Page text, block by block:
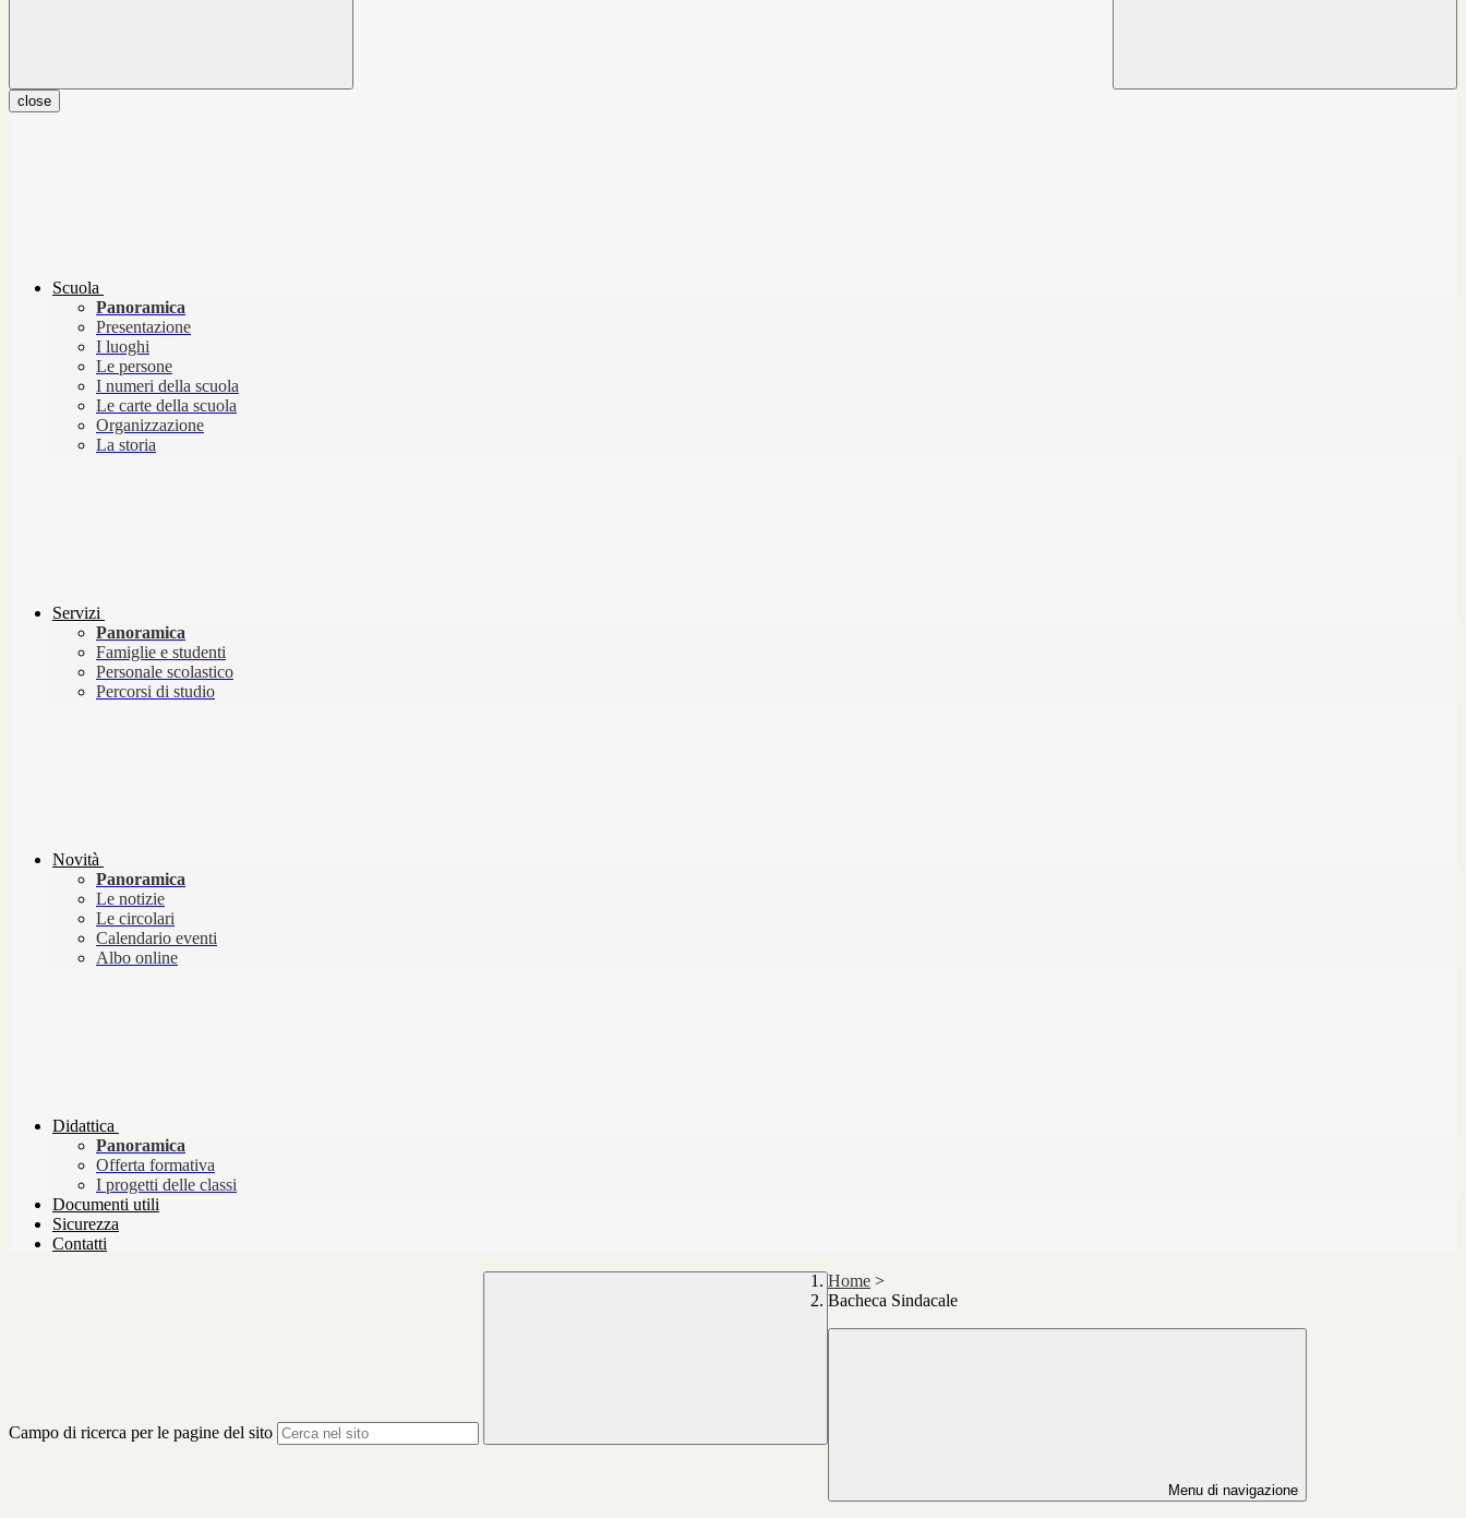
close
Scuola
Panoramica
Presentazione
I luoghi
Le persone
I numeri della scuola
Le carte della scuola
Organizzazione
La storia
Servizi
Panoramica
Famiglie e studenti
Personale scolastico
Percorsi di studio
Novità
Panoramica
Le notizie
Le circolari
Calendario eventi
Albo online
Didattica
Panoramica
Offerta formativa
I progetti delle classi
Documenti utili
Sicurezza
Contatti
Campo di ricerca per le pagine del sito
Home >
Bacheca Sindacale
Menu di navigazione